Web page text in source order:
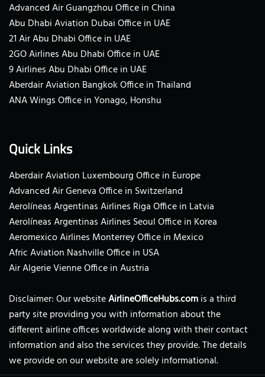
Advanced Air Guangzhou Office in China
Abu Dhabi Aviation Dubai Office in UAE
21 Air Abu Dhabi Office in UAE
2GO Airlines Abu Dhabi Office in UAE
9 Airlines Abu Dhabi Office in UAE
Aberdair Aviation Bangkok Office in Thailand
ANA Wings Office in Yonago, Honshu
Quick Links
Aberdair Aviation Luxembourg Office in Europe
Advanced Air Geneva Office in Switzerland
Aerolíneas Argentinas Airlines Riga Office in Latvia
Aerolíneas Argentinas Airlines Seoul Office in Korea
Aeromexico Airlines Monterrey Office in Mexico
Afric Aviation Nashville Office in USA
Air Algerie Vienne Office in Austria
Disclaimer: Our websiteAirlineOfficeHubs.comis a third
party site providing you with information about the
different airline offices worldwide along with their contact
information and also the services they provide. The details
we provide on our website are solely informational.